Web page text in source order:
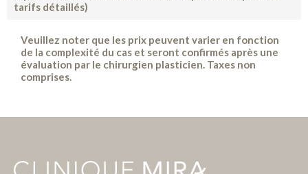
tarifs détaillés)
Veuillez noter que les prix peuvent varier en fonction
de la complexité du cas et seront confirmés après une
évaluation par le chirurgien plasticien. Taxes non
comprises.